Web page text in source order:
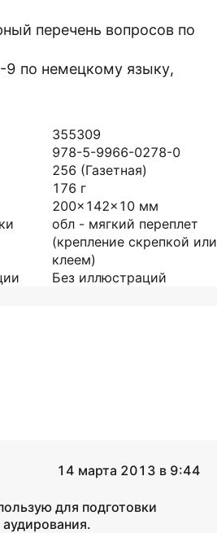
перечень вопросов по
9 по немецкому языку,
355309
978-5-9966-0278-0
256 (Газетная)
176 г
200x142x10 мм
обл - мягкий переплет
(крепление скрепкой или
клеем)
Без иллюстраций
14 марта 2013 в 9:44
для подготовки